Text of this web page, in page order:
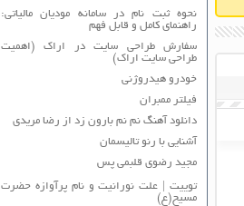
نحوه ثبت نام در سامانه مودیان مالیاتی:
راهنمای کامل و قابل فهم
سفارش طراحی سایت در اراک (اهمیت
طراحی سایت اراک)
خودرو هیدروژنی
فیلتر ممبران
دانلود آهنگ نم نم بارون زد از رضا مریدی
آشنایی با رنو تالیسمان
مجید رضوی قلبمی پس
توییت | علت نورانیت و نام پرآوازه حضرت
مسیح(ع)